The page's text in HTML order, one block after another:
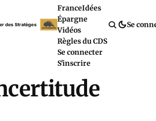
FranceIdées
Épargne
Vidéos
Règles du CDS
Se connecter
S'inscrire
Se